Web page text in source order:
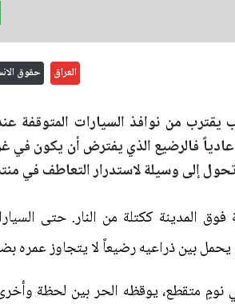
العراق حقوق
يقترب من نوافذ السيارات المتوقفة
فالرضيع الذي يفترض أن يكون في
تحول إلى وسيلة لاستدرار التعاطف في
المدينة ككتلة من النار. حتى
بين ذراعيه رضيعاً لا يتجاوز عمره
متقطع، يوقظه الحر بين لحظة